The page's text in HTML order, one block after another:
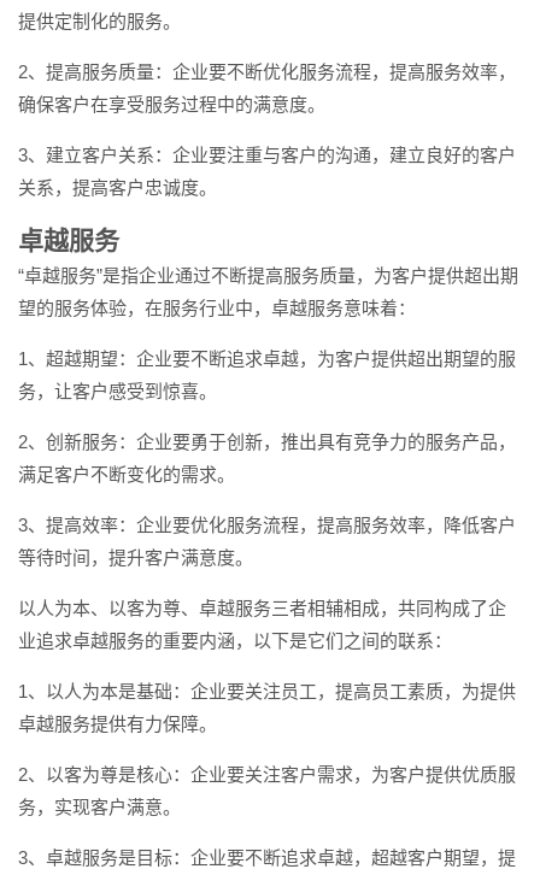
提供定制化的服务。
2、提高服务质量：企业要不断优化服务流程，提高服务效率，
确保客户在享受服务过程中的满意度。
3、建立客户关系：企业要注重与客户的沟通，建立良好的客户
关系，提高客户忠诚度。
卓越服务
“卓越服务”是指企业通过不断提高服务质量，为客户提供超出期
望的服务体验，在服务行业中，卓越服务意味着：
1、超越期望：企业要不断追求卓越，为客户提供超出期望的服
务，让客户感受到惊喜。
2、创新服务：企业要勇于创新，推出具有竞争力的服务产品，
满足客户不断变化的需求。
3、提高效率：企业要优化服务流程，提高服务效率，降低客户
等待时间，提升客户满意度。
以人为本、以客为尊、卓越服务三者相辅相成，共同构成了企
业追求卓越服务的重要内涵，以下是它们之间的联系：
1、以人为本是基础：企业要关注员工，提高员工素质，为提供
卓越服务提供有力保障。
2、以客为尊是核心：企业要关注客户需求，为客户提供优质服
务，实现客户满意。
3、卓越服务是目标：企业要不断追求卓越，超越客户期望，提